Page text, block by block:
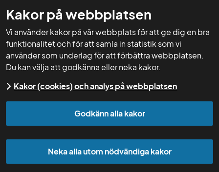
Kakor på webbplatsen
Vi använder kakor på vår webbplats för att ge dig en bra
funktionalitet och för att samla in statistik som vi
använder som underlag för att förbättra webbplatsen.
Du kan välja att godkänna eller neka kakor.
Kakor (cookies) och analys på webbplatsen
Godkänn alla kakor
Neka alla utom nödvändiga kakor
GNW-adm
Start
Nytt nyhetsbrev om
biologisk mångfald i
åkerlandskapet